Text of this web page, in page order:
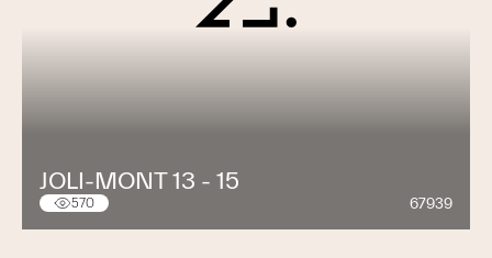
JOLI-MONT 13 - 15
570 67939